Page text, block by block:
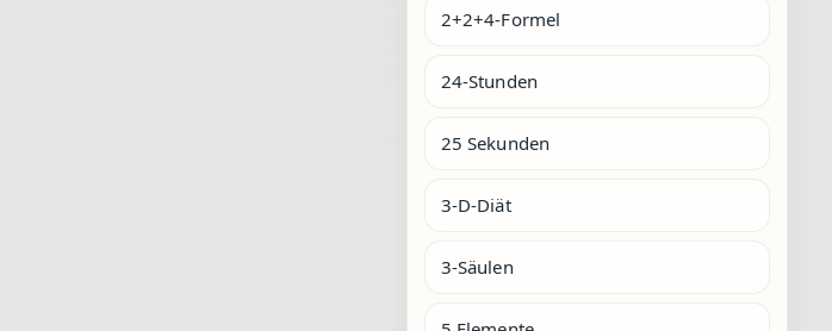
2+2+4-Formel
24-Stunden
25 Sekunden
3-D-Diät
3-Säulen